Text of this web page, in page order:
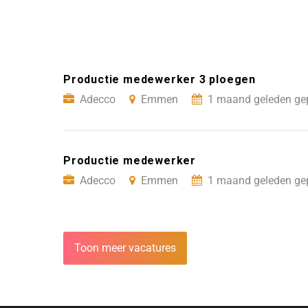
Productie medewerker 3 ploegen
Adecco
Emmen 1 maand geleden
Productie medewerker
Adecco
Emmen 1 maand geleden
Toon meer vacatures